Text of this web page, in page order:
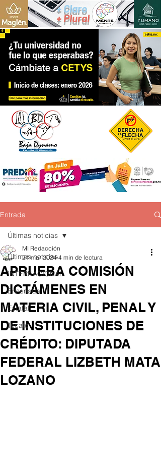
+ Claro
+ Plural
Entrada
Últimas noticias
INTERNACIONAL
Ensenada
Estatal
Tecate
Últimas noticias
APRUEBA COMISIÓN
DICTÁMENES EN
MATERIA CIVIL, PENAL Y
DE INSTITUCIONES DE
CRÉDITO: DIPUTADA
FEDERAL LIZBETH MATA
LOZANO
MI Redacción
21 mar 2024 4 min de lectura